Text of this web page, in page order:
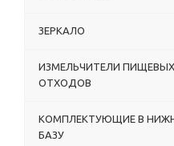
ЗЕРКАЛО
ИЗМЕЛЬЧИТЕЛИ ПИЩЕВЫХ
ОТХОДОВ
КОМПЛЕКТУЮЩИЕ В
БАЗУ